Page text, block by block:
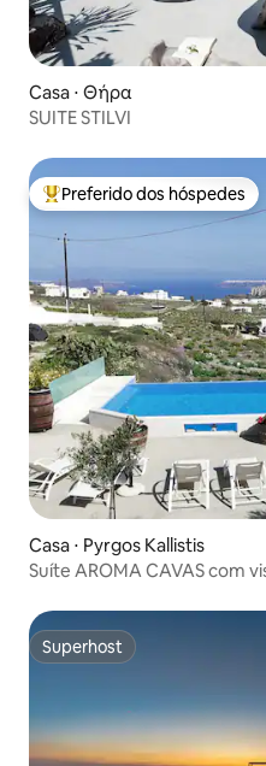
Casa ⋅ Θήρα
SUITE STILVI
Entre os melhores preferidos
Preferido dos hóspedes
Casa ⋅ Pyrgos Kallistis
Suíte AROMA CAVAS com
Superhost
Superhost